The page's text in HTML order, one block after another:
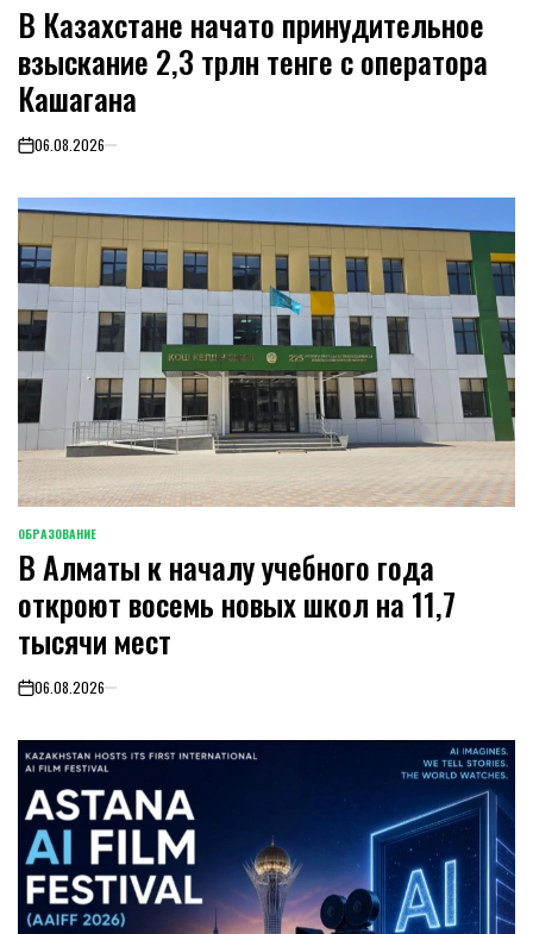
IN
В Казахстане начато принудительное
взыскание 2,3 трлн тенге с оператора
Кашагана
on06.08.2026
POSTED
IN
ОБРАЗОВАНИЕ
В Алматы к началу учебного года
откроют восемь новых школ на 11,7
тысячи мест
on06.08.2026